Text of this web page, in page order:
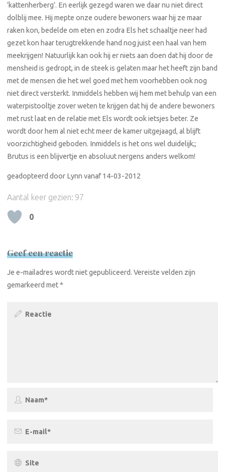
‘kattenherberg’. En eerlijk gezegd waren we daar nu niet direct
dolblij mee. Hij mepte onze oudere bewoners waar hij ze maar
raken kon, bedelde om eten en zodra Els het schaaltje neer had
gezet kon haar terugtrekkende hand nog juist een haal van hem
meekrijgen! Natuurlijk kan ook hij er niets aan doen dat hij door de
mensheid is gedropt, in de steek is gelaten maar het heeft zijn band
met de mensen die het wel goed met hem voorhebben ook nog
niet direct versterkt. Inmiddels hebben wij hem met behulp van een
waterpistooltje zover weten te krijgen dat hij de andere bewoners
met rust laat en de relatie met Els wordt ook ietsjes beter. Ze
wordt door hem al niet echt meer de kamer uitgejaagd, al blijft
voorzichtigheid geboden. Inmiddels is het ons wel duidelijk;;
Brutus is een blijvertje en absoluut nergens anders welkom!
geadopteerd door Lynn vanaf 14-03-2012
Aantal keer gezien: 97
0
Geef een reactie
Je e-mailadres wordt niet gepubliceerd. Vereiste velden zijn
gemarkeerd met*